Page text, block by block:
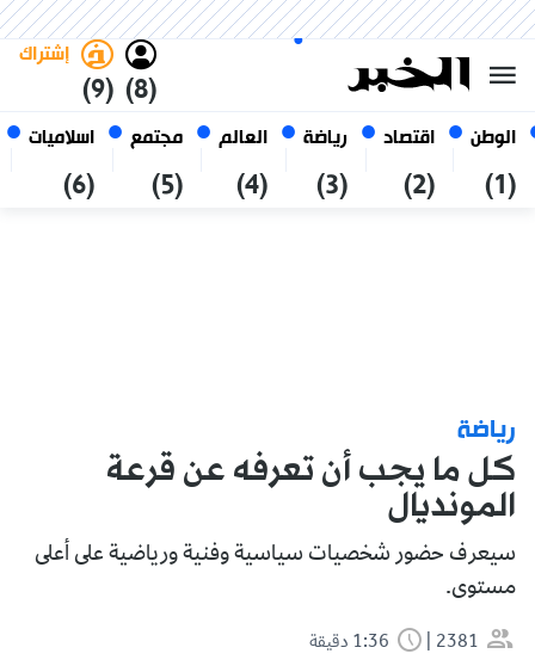
الوطن
(1)
اقتصاد
(2)
رياضة
(3)
العالم
(4)
مجتمع
(5)
اسلاميات
(6)
(8)
إشتراك
(9)
أغسطس 2026
الجزائر
رياضة
كل ما يجب أن تعرفه عن قرعة
المونديال
سيعرف حضور شخصيات سياسية وفنية ورياضية على أعلى
مستوى.
2381